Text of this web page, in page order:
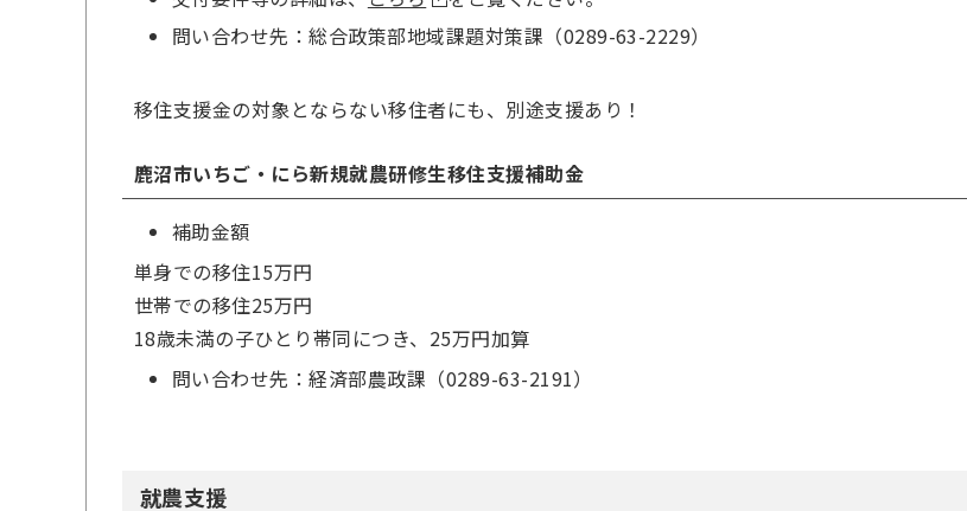
問い合わせ先：総合政策部地域課題対策課（0289-63-2229）
移住支援金の対象とならない移住者にも、別途支援あり！
鹿沼市いちご・にら新規就農研修生移住支援補助金
補助金額
単身での移住15万円
世帯での移住25万円
18歳未満の子ひとり帯同につき、25万円加算
問い合わせ先：経済部農政課（0289-63-2191）
就農支援